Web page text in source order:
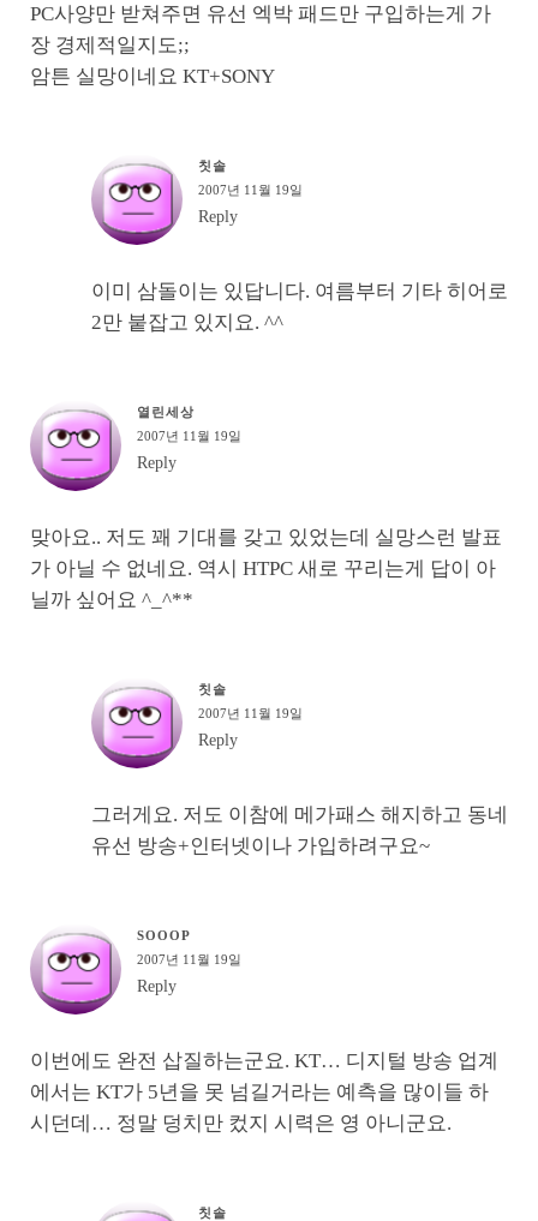
PC사양만 받쳐주면 유선 엑박 패드만 구입하는게 가
장 경제적일지도;;
암튼 실망이네요 KT+SONY
칫솔
2007년 11월 19일
Reply
이미 삼돌이는 있답니다. 여름부터 기타 히어로
2만 붙잡고 있지요. ^^
열린세상
2007년 11월 19일
Reply
맞아요.. 저도 꽤 기대를 갖고 있었는데 실망스런 발표
가 아닐 수 없네요. 역시 HTPC 새로 꾸리는게 답이 아
닐까 싶어요 ^_^**
칫솔
2007년 11월 19일
Reply
그러게요. 저도 이참에 메가패스 해지하고 동네
유선 방송+인터넷이나 가입하려구요~
SOOOP
2007년 11월 19일
Reply
이번에도 완전 삽질하는군요. KT… 디지털 방송 업계
에서는 KT가 5년을 못 넘길거라는 예측을 많이들 하
시던데… 정말 덩치만 컸지 시력은 영 아니군요.
칫솔